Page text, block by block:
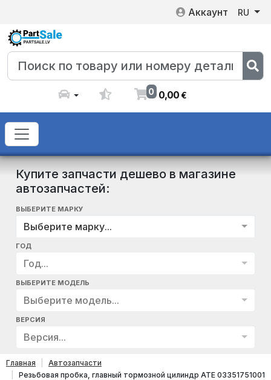
Аккаунт RU
0 0,00€
Купите запчасти дешево в магазине
автозапчастей:
ВЫБЕРИТЕ МАРКУ
Выберите марку...
ГОД
Год...
ВЫБЕРИТЕ МОДЕЛЬ
Выберите модель...
ВЕРСИЯ
Версия...
Главная
Автозапчасти
Резьбовая пробка, главный тормозной цилиндр ATE 03351751001